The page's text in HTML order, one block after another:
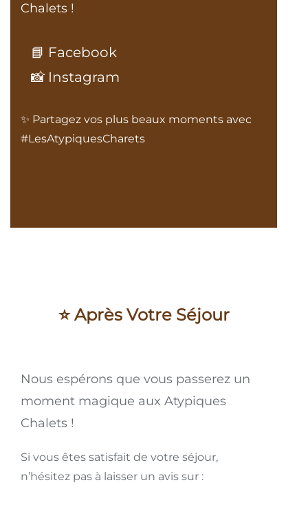
Chalets !
📘 Facebook
📸 Instagram
✨ Partagez vos plus beaux moments avec
#LesAtypiquesCharets
⭐ Après Votre Séjour
Nous espérons que vous passerez un
moment magique aux Atypiques
Chalets !
Si vous êtes satisfait de votre séjour,
n’hésitez pas à laisser un avis sur :